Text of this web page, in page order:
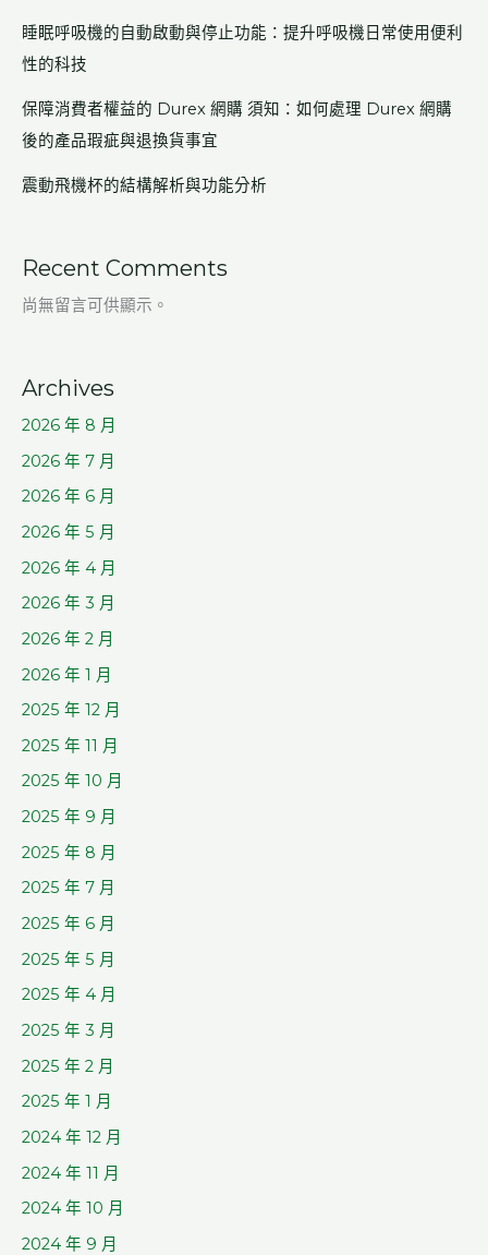
睡眠呼吸機的自動啟動與停止功能：提升呼吸機日常使用便利
性的科技
保障消費者權益的 Durex 網購 須知：如何處理 Durex 網購
後的產品瑕疵與退換貨事宜
震動飛機杯的結構解析與功能分析
Recent Comments
尚無留言可供顯示。
Archives
2026 年 8 月
2026 年 7 月
2026 年 6 月
2026 年 5 月
2026 年 4 月
2026 年 3 月
2026 年 2 月
2026 年 1 月
2025 年 12 月
2025 年 11 月
2025 年 10 月
2025 年 9 月
2025 年 8 月
2025 年 7 月
2025 年 6 月
2025 年 5 月
2025 年 4 月
2025 年 3 月
2025 年 2 月
2025 年 1 月
2024 年 12 月
2024 年 11 月
2024 年 10 月
2024 年 9 月